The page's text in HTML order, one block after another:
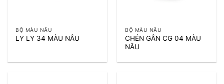
BỘ MÀU NÂU
LY LY 34 MÀU NÂU
BỘ MÀU NÂU
CHÉN GÂN CG 04 MÀU
NÂU